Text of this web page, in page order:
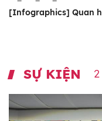
[Infographics] Quan
SỰ KIỆN 2